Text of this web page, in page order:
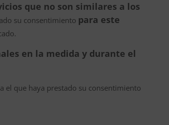
que no son similares a los
su consentimiento para este
en la medida y durante el
el que haya prestado su consentimiento